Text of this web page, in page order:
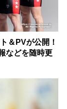
＆PVが公開！
などを随時更